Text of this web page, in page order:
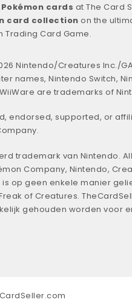
Pokémon cards at The Card
card collection on the
Trading Card Game.
Nintendo/Creatures Inc./
names, Nintendo Switch,
are trademarks of
endorsed, supported, or
trademark van Nintendo.
Company, Nintendo,
is op geen enkele manier
of Creatures.
gehouden worden voor